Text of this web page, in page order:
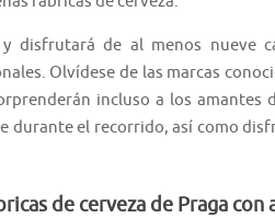
disfrutará de al menos nueve
Olvídese de las marcas
incluso a los amantes
durante el recorrido, así como
de cerveza de Praga con